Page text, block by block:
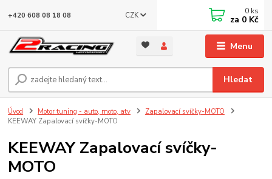
Menu
CZK
Hledat
+420 608 08 18 08 0 ks
za 0 Kč
Úvod Motor tuning - auto, moto, atv
Zapalovací svíčky-MOTO
KEEWAY Zapalovací svíčky-MOTO
KEEWAY Zapalovací svíčky-
MOTO